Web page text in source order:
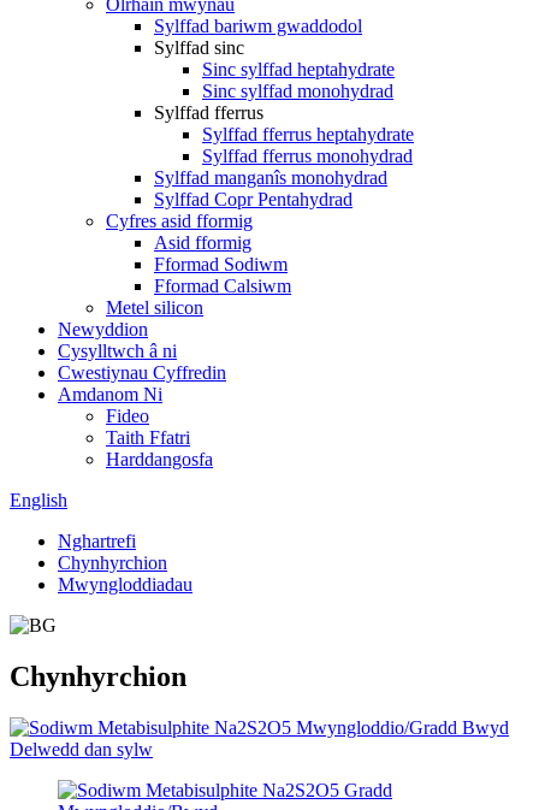
Olrhain mwynau
Sylffad bariwm gwaddodol
Sylffad sinc
Sinc sylffad heptahydrate
Sinc sylffad monohydrad
Sylffad fferrus
Sylffad fferrus heptahydrate
Sylffad fferrus monohydrad
Sylffad manganîs monohydrad
Sylffad Copr Pentahydrad
Cyfres asid fformig
Asid fformig
Fformad Sodiwm
Fformad Calsiwm
Metel silicon
Newyddion
Cysylltwch â ni
Cwestiynau Cyffredin
Amdanom Ni
Fideo
Taith Ffatri
Harddangosfa
English
Nghartrefi
Chynhyrchion
Mwyngloddiadau
Chynhyrchion